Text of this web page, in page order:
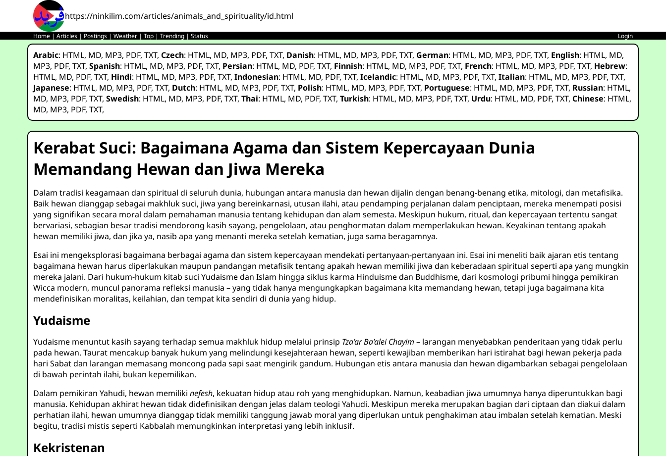
https://ninkilim.com/articles/animals_and_spirituality/id.html
Home |Articles | Postings |Weather |Top |Trending |Status Login
Arabic: HTML, MD, MP3, PDF,TXT,Czech: HTML, MD, MP3, PDF,TXT, Danish: HTML, MD, MP3, PDF,TXT, German: HTML, MD, MP3, PDF,TXT, English: HTML, MD,
MP3, PDF,TXT,Spanish: HTML, MD, MP3, PDF,TXT, Persian: HTML, MD, PDF,TXT, Finnish: HTML, MD, MP3, PDF,TXT, French: HTML, MD, MP3, PDF,TXT, Hebrew:
HTML, MD, PDF,TXT, Hindi: HTML, MD, MP3, PDF,TXT,Indonesian: HTML, MD, PDF,TXT,Icelandic: HTML, MD, MP3, PDF,TXT,Italian: HTML, MD, MP3, PDF,TXT,
Japanese: HTML, MD, MP3, PDF,TXT, Dutch: HTML, MD, MP3, PDF,TXT, Polish: HTML, MD, MP3, PDF,TXT, Portuguese: HTML, MD, MP3, PDF,TXT, Russian: HTML,
MD, MP3, PDF,TXT,Swedish: HTML, MD, MP3, PDF,TXT,Thai: HTML, MD, PDF,TXT,Turkish: HTML, MD, MP3, PDF,TXT, Urdu: HTML, MD, PDF,TXT,Chinese: HTML,
MD, MP3, PDF,TXT,
Kerabat Suci: Bagaimana Agama dan Sistem Kepercayaan Dunia
Memandang Hewan dan Jiwa Mereka
Dalam tradisi keagamaan dan spiritual di seluruh dunia, hubungan antara manusia dan hewan dijalin dengan benang-benang etika, mitologi, dan metafisika.
Baik hewan dianggap sebagai makhluk suci, jiwa yang bereinkarnasi, utusan ilahi, atau pendamping perjalanan dalam penciptaan, mereka menempati posisi
yang signifikan secara moral dalam pemahaman manusia tentang kehidupan dan alam semesta. Meskipun hukum, ritual, dan kepercayaan tertentu sangat
bervariasi, sebagian besar tradisi mendorong kasih sayang, pengelolaan, atau penghormatan dalam memperlakukan hewan. Keyakinan tentang apakah
hewan memiliki jiwa, dan jika ya, nasib apa yang menanti mereka setelah kematian, juga sama beragamnya.
Esai ini mengeksplorasi bagaimana berbagai agama dan sistem kepercayaan mendekati pertanyaan-pertanyaan ini. Esai ini meneliti baik ajaran etis tentang
bagaimana hewan harus diperlakukan maupun pandangan metafisik tentang apakah hewan memiliki jiwa dan keberadaan spiritual seperti apa yang mungkin
mereka jalani. Dari hukum-hukum kitab suci Yudaisme dan Islam hingga siklus karma Hinduisme dan Buddhisme, dari kosmologi pribumi hingga pemikiran
Wicca modern, muncul panorama refleksi manusia – yang tidak hanya mengungkapkan bagaimana kita memandang hewan, tetapi juga bagaimana kita
mendefinisikan moralitas, keilahian, dan tempat kita sendiri di dunia yang hidup.
Yudaisme
Yudaisme menuntut kasih sayang terhadap semua makhluk hidup melalui prinsip Tza’ar Ba’alei Chayim – larangan menyebabkan penderitaan yang tidak perlu
pada hewan. Taurat mencakup banyak hukum yang melindungi kesejahteraan hewan, seperti kewajiban memberikan hari istirahat bagi hewan pekerja pada
hari Sabat dan larangan memasang moncong pada sapi saat mengirik gandum. Hubungan etis antara manusia dan hewan digambarkan sebagai pengelolaan
di bawah perintah ilahi, bukan kepemilikan.
Dalam pemikiran Yahudi, hewan memilikinefesh, kekuatan hidup atau roh yang menghidupkan. Namun, keabadian jiwa umumnya hanya diperuntukkan bagi
manusia. Kehidupan akhirat hewan tidak didefinisikan dengan jelas dalam teologi Yahudi. Meskipun mereka merupakan bagian dari ciptaan dan diakui dalam
perhatian ilahi, hewan umumnya dianggap tidak memiliki tanggung jawab moral yang diperlukan untuk penghakiman atau imbalan setelah kematian. Meski
begitu, tradisi mistis seperti Kabbalah memungkinkan interpretasi yang lebih inklusif.
Kekristenan